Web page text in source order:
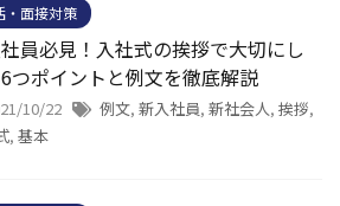
・面接対策
員必見！入社式の挨拶で大切にし
つポイントと例文を徹底解説
10/22 例文, 新入社員, 新社会人, 挨拶,
, 基本